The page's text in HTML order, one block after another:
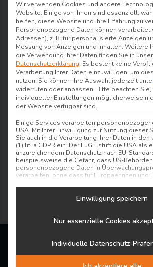
Wir verwenden Cookies und andere
Website. Einige von ihnen sind essenziell,
helfen, diese Website und Ihre Erfahrung zu
Personenbezogene Daten können verarbeitet
Adressen), z. B. für personalisierte Anzeigen
Messung von Anzeigen und Inhalten. Weitere
die Verwendung Ihrer Daten finden Sie in
Datenschutzerklärung. Es besteht keine
Verarbeitung Ihrer Daten einzuwilligen, um
nutzen. Sie können Ihre Auswahl jederzeit
widerrufen oder anpassen. Bitte beachten
individueller Einstellungen möglicherweise
der Website verfügbar sind.
Einige Services verarbeiten
USA. Mit Ihrer Einwilligung zur Nutzung dieser
Sie auch in die Verarbeitung Ihrer Daten in den
(1) lit. a GDPR ein. Der EuGH stuft die USA als
unzureichendem Datenschutz nach EU-
beispielsweise die Gefahr, dass US-Behörden
personenbezogene Daten in
verarbeiten, ohne dass für Europäerinnen und
Es folgt eine Liste der Service-
Funktionen und sind für das
Statistik
Statistik-Cookies sammeln
Aufschluss darüber geben, wie unsere
Einwilligung speichern
Nur essenzielle Cookies
Individuelle Datenschutz-